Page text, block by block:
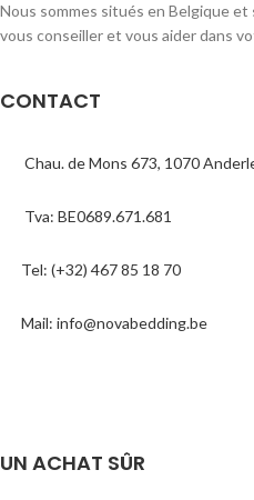
Nous sommes situés en Belgique
vous conseiller et vous aider dans
CONTACT
Chau. de Mons 673, 1070
Tva: BE0689.671.681
Tel: (+32) 467 85 18 70
Mail: info@novabedding.be
UN ACHAT SÛR